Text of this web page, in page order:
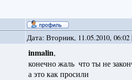
Дата: Вторник, 11.05.2010,
inmalin,
конечно жаль что ты не
а это как просили